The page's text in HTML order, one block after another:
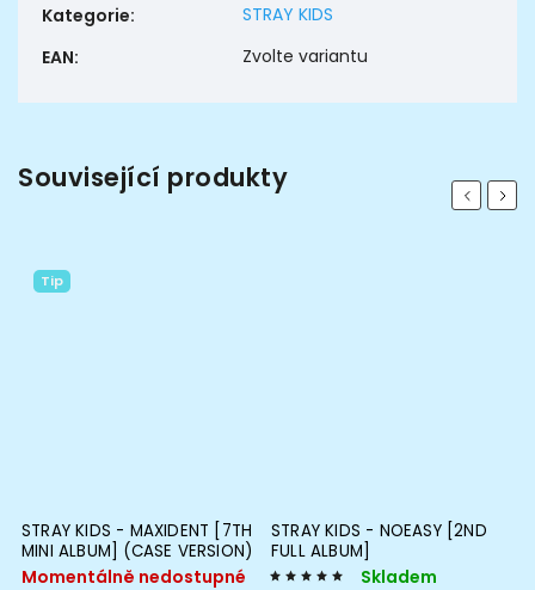
Kategorie:
STRAY KIDS
EAN: Zvolte variantu
Související produkty Previous
Tip
STRAY KIDS - MAXIDENT [7TH
MINI ALBUM] (CASE VERSION)
Momentálně nedostupné
STRAY KIDS - NOEASY [2ND
FULL ALBUM]
Skladem
Next